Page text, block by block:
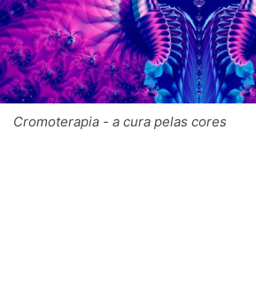
Cromoterapia - a cura pelas cores